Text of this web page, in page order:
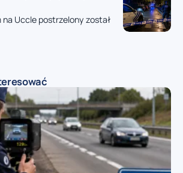
Uccle postrzelony został